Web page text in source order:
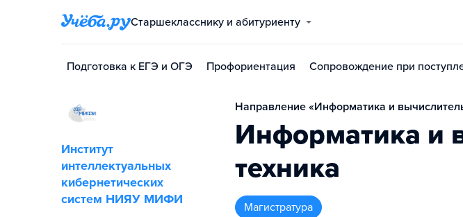
Старшекласснику и абитуриенту
Подготовка к ЕГЭ и ОГЭ Профориентация Сопровождение при
Институт
интеллектуальных
кибернетических
систем НИЯУ МИФИ
Направление «Информатика и
Информатика и
техника
магистратура